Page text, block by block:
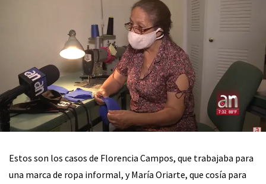
Estos son los casos de Florencia Campos, que trabajaba para
una marca de ropa informal, y María Oriarte, que cosía para